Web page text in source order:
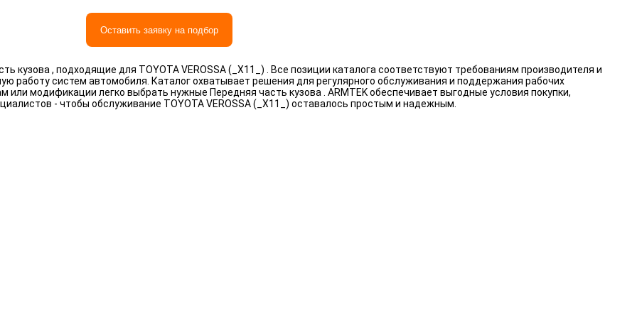
Оставить заявку на подбор
кузова , подходящие для TOYOTA VEROSSA (_X11_) . Все позиции каталога соответствуют требованиям производителя и
работу систем автомобиля. Каталог охватывает решения для регулярного обслуживания и поддержания рабочих
или модификации легко выбрать нужные Передняя часть кузова . ARMTEK обеспечивает выгодные условия покупки,
- чтобы обслуживание TOYOTA VEROSSA (_X11_) оставалось простым и надежным.